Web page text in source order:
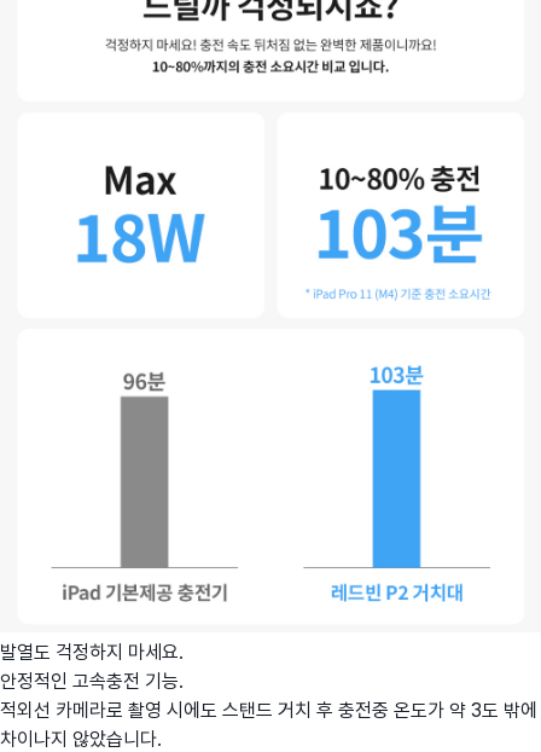
발열도 걱정하지 마세요.
안정적인 고속충전 기능.
적외선 카메라로 촬영 시에도 스탠드 거치 후 충전중 온도가 약 3도 밖에
차이나지 않았습니다.